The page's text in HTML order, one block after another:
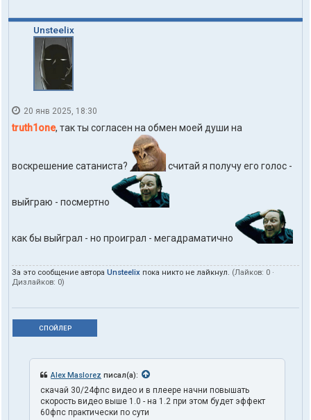
Unsteelix
20 янв 2025, 18:30
truth1one, так ты согласен на обмен моей души на
воскрешение сатаниста? считай я получу его голос -
выйграю - посмертно
как бы выйграл - но проиграл - мегадраматично
За это сообщение автора Unsteelix пока никто не лайкнул. (Лайков: 0 ·
Дизлайков: 0)
СПОЙЛЕР
Alex Maslorez писал(а):
скачай 30/24фпс видео и в плеере начни повышать
скорость видео выше 1.0 - на 1.2 при этом будет эффект
60фпс практически по сути